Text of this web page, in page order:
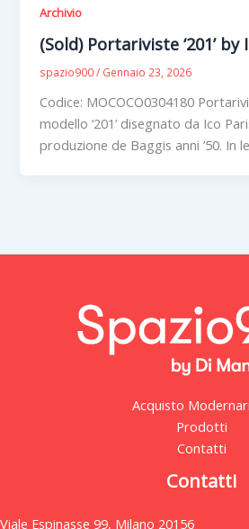
Archivio
(Sold) Portariviste ‘201’ by
spazio900/ Gennaio 23, 2026
Codice: MOCOCO0304180
modello ‘201’ disegnato da Ico
produzione de Baggis anni ’50. In
Acquisto
Prodotti
Contatti
Contatti
Viale Espinasse 99, Milano 20156